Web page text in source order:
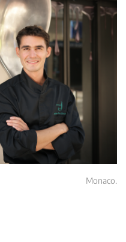
Monaco.